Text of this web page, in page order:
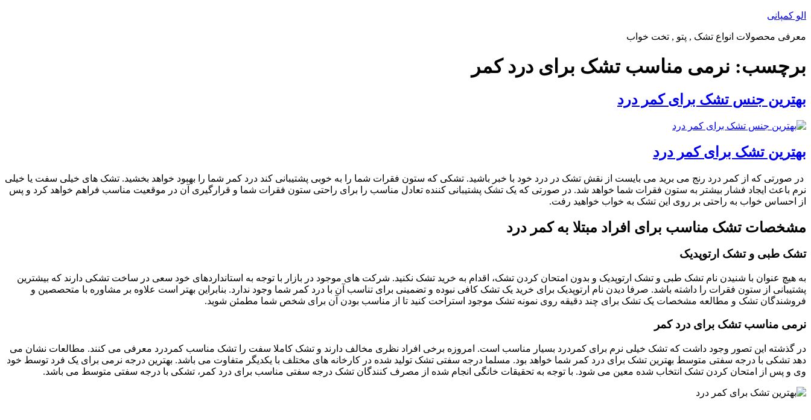
پرش
محتوا
الو کمپانی
معرفی محصولات انواع تشک , پتو , تخت خواب
برچسب: نرمی مناسب تشک برای درد کمر
بهترین جنس تشک برای کمر درد
بهترین تشک برای کمر درد
در صورتی که از کمر درد رنج می برید می بایست از نقش تشک در درد خود با خبر باشید. تشکی که ستون فقرات شما را به خوبی پشتیبانی کند درد کمر شما را بهبود خواهد بخشید. تشک های خیلی سفت یا خیلی
نرم باعث ایجاد فشار بیشتر به ستون فقرات شما خواهد شد. در صورتی که یک تشک پشتیبانی کننده تعادل مناسب را برای راحتی ستون فقرات شما و قرارگیری آن در موقعیت مناسب فراهم خواهد کرد و پس
از احساس خواب به راحتی بر روی این تشک به خواب خواهید رفت.
مشخصات تشک مناسب برای افراد مبتلا به کمر درد
تشک طبی و تشک ارتوپدیک
به هیچ عنوان با شنیدن نام تشک طبی و تشک ارتوپدیک و بدون امتحان کردن تشک، اقدام به خرید تشک نکنید. شرکت های موجود در بازار با توجه به استانداردهای خود سعی در ساخت تشکی دارند که بیشترین
پشتیبانی از ستون فقرات را داشته باشد. صرفا دیدن نام ارتوپدیک برای خرید یک تشک کافی نبوده و تضمینی برای تناسب آن با درد کمر شما وجود ندارد. بنابراین بهتر است علاوه بر مشاوره با متحصصین و
فروشندگان تشک و مطالعه مشخصات یک تشک برای چند دقیقه روی نمونه تشک موجود استراحت کنید تا از مناسب بودن آن برای شخص شما مطمئن شوید.
نرمی مناسب تشک برای درد کمر
در گذشته این تصور وجود داشت که تشک خیلی نرم برای کمردرد بسیار مناسب است. امروزه برخی افراد نظری مخالف دارند و تشک کاملا سفت را تشک مناسب کمردرد معرفی می کنند. مطالعات نشان می
دهد تشکی با درجه سفتی متوسط بهترین تشک برای درد کمر شما خواهد بود. مسلما درجه سفتی تشک تولید شده در کارخانه های مختلف با یکدیگر متفاوت می باشد. بهترین درجه نرمی برای یک فرد توسط خود
وی و پس از امتحان کردن تشک انتخاب شده معین می شود. با توجه به تحقیقات خانگی انجام شده از مصرف کنندگان تشک درجه سفتی مناسب برای درد کمر، تشکی با درجه سفتی متوسط می باشد.